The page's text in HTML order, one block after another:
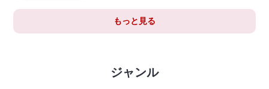
もっと見る
ジャンル